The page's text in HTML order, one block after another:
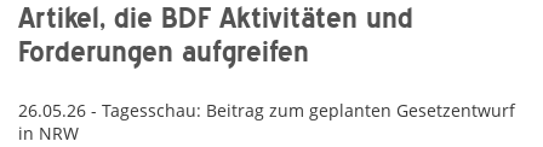
Artikel, die BDF Aktivitäten und
Forderungen aufgreifen
26.05.26 - Tagesschau: Beitrag zum geplanten Gesetzentwurf
in NRW